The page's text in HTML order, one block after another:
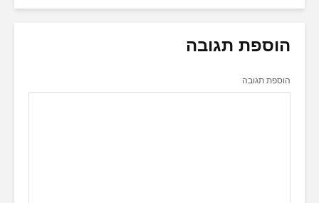
הוספת תגובה
הוספת תגובה